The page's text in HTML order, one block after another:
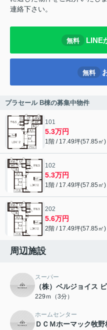
連絡下さい。
無料 LINE
無料
プラセール B棟の募集中物件
101
5.3万円
1階 / 17.49坪(57.85㎡)
102
5.3万円
1階 / 17.49坪(57.85㎡)
202
5.6万円
2階 / 17.49坪(57.85㎡)
周辺施設
スーパー
（株）ベルジョイス
229ｍ（3分）
ホームセンター
ＤＣＭホーマック牧野